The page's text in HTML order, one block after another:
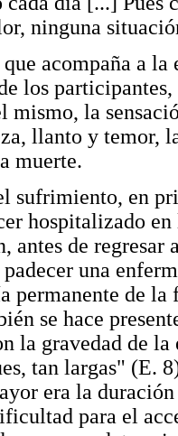
ninguna
acompaña a la
los
mismo, la
llanto y temor,
muerte.
sufrimiento, en
hospitalizado
antes de
una
permanente de
se hace
la gravedad de
tan largas" (E.
era la
para el